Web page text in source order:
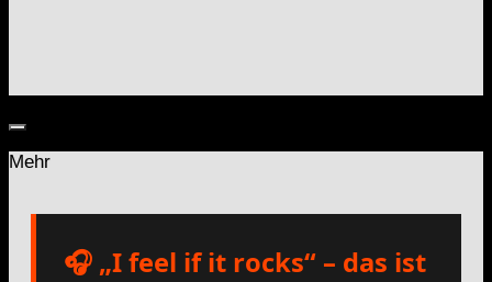
Mehr
🎧 „I feel if it rocks“ – das ist